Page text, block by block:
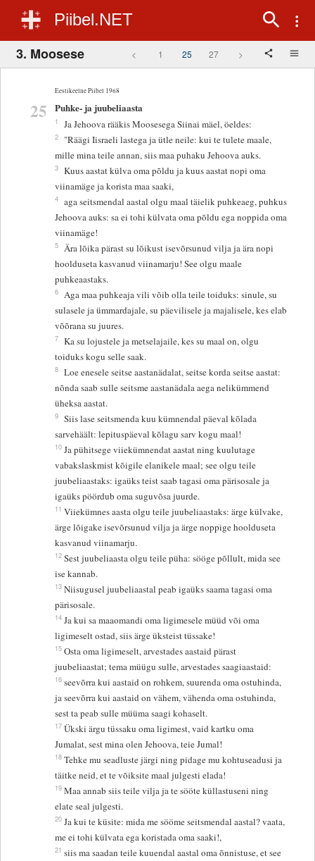
Piibel.NET
3. Moosese < 1 25 27 >
Eestikeelne Piibel 1968
25 Puhke- ja juubeliaasta
1 Ja Jehoova rääkis Moosesega Siinai mäel, öeldes:
2
"Räägi Iisraeli lastega ja ütle neile: kui te tulete maale,
mille mina teile annan, siis maa puhaku Jehoova auks.
3 Kuus aastat külva oma põldu ja kuus aastat nopi oma
viinamäge ja korista maa saaki,
4 aga seitsmendal aastal olgu maal täielik puhkeaeg, puhkus
Jehoova auks: sa ei tohi külvata oma põldu ega noppida oma
viinamäge!
5 Ära lõika pärast su lõikust isevõrsunud vilja ja ära nopi
hoolduseta kasvanud viinamarju! See olgu maale
puhkeaastaks.
6 Aga maa puhkeaja vili võib olla teile toiduks: sinule, su
sulasele ja ümmardajale, su päevilisele ja majalisele, kes elab
võõrana su juures.
7 Ka su lojustele ja metselajaile, kes su maal on, olgu
toiduks kogu selle saak.
8 Loe enesele seitse aastanädalat, seitse korda seitse aastat:
nõnda saab sulle seitsme aastanädala aega nelikümmend
üheksa aastat.
9 Siis lase seitsmenda kuu kümnendal päeval kõlada
sarvehäält: lepituspäeval kõlagu sarv kogu maal!
10 Ja pühitsege viiekümnendat aastat ning kuulutage
vabakslaskmist kõigile elanikele maal; see olgu teile
juubeliaastaks: igaüks teist saab tagasi oma pärisosale ja
igaüks pöördub oma suguvõsa juurde.
11 Viiekümnes aasta olgu teile juubeliaastaks: ärge külvake,
ärge lõigake isevõrsunud vilja ja ärge noppige hoolduseta
kasvanud viinamarju.
12 Sest juubeliaasta olgu teile püha: sööge põllult, mida see
ise kannab.
13 Niisugusel juubeliaastal peab igaüks saama tagasi oma
pärisosale.
14 Ja kui sa maaomandi oma ligimesele müüd või oma
ligimeselt ostad, siis ärge üksteist tüssake!
15 Osta oma ligimeselt, arvestades aastaid pärast
juubeliaastat; tema müügu sulle, arvestades saagiaastaid:
16 seevõrra kui aastaid on rohkem, suurenda oma ostuhinda,
ja seevõrra kui aastaid on vähem, vähenda oma ostuhinda,
sest ta peab sulle müüma saagi kohaselt.
17 Ükski ärgu tüssaku oma ligimest, vaid kartku oma
Jumalat, sest mina olen Jehoova, teie Jumal!
18 Tehke mu seadluste järgi ning pidage mu kohtuseadusi ja
täitke neid, et te võiksite maal julgesti elada!
19 Maa annab siis teile vilja ja te sööte küllastuseni ning
elate seal julgesti.
20 Ja kui te küsite: mida me sööme seitsmendal aastal? vaata,
me ei tohi külvata ega koristada oma saaki!,
21 siis ma saadan teile kuuendal aastal oma õnnistuse, et see